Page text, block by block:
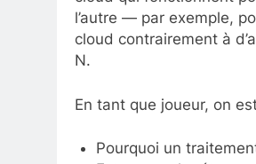
l’autre — par exemple,
cloud contrairement à
N.
En tant que joueur, on
Pourquoi un